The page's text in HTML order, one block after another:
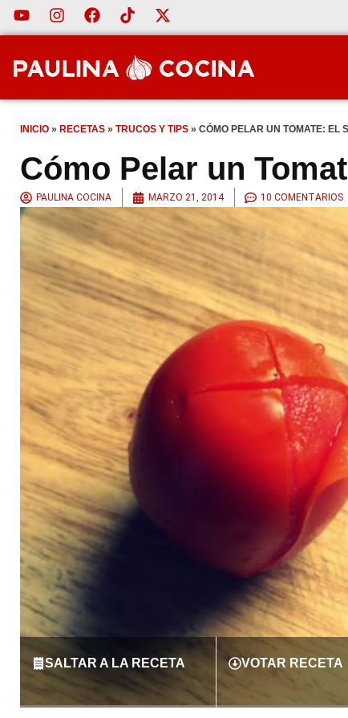
INICIO » RECETAS » TRUCOS Y TIPS » CÓMO PELAR UN TOMATE: EL
Cómo Pelar un
PAULINA COCINA MARZO 21, 2014 10 COMENTARIOS
SALTAR A LA RECETA VOTAR RECETA